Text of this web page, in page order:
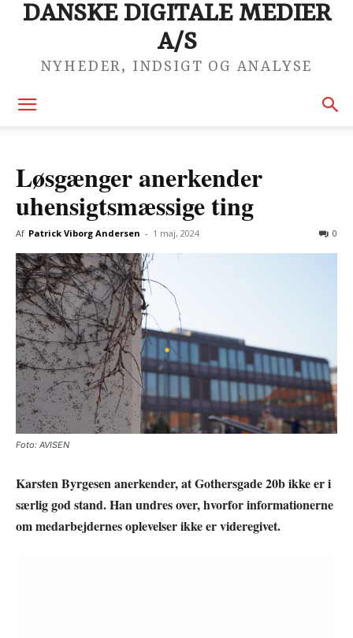
DANSKE DIGITALE MEDIER
A/S
NYHEDER, INDSIGT OG ANALYSE
Løsgænger anerkender
uhensigtsmæssige ting
Af Patrick Viborg Andersen - 1 maj, 2024 0
Foto: AVISEN
Karsten Byrgesen anerkender, at Gothersgade 20b ikke er i
særlig god stand. Han undres over, hvorfor informationerne
om medarbejdernes oplevelser ikke er videregivet.